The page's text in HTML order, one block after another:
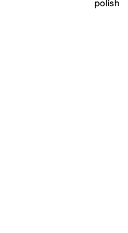
polish